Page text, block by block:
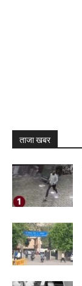
ताजा खबर